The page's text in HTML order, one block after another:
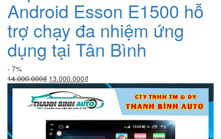
Android Esson E1500 hỗ
trợ chạy đa nhiệm ứng
dụng tại Tân Bình
- 7%
14.000.000₫ Giá
gốc
là:
14.000.000₫.
13.000.000₫Giá
hiện
tại
là:
13.000.000₫.